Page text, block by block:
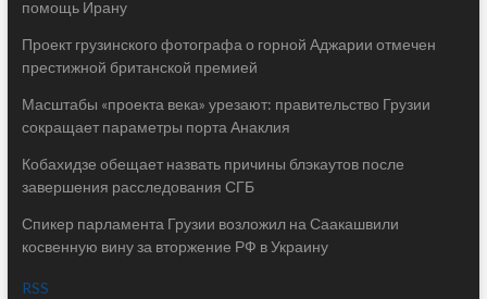
помощь Ирану
Проект грузинского фотографа о горной Аджарии отмечен
престижной британской премией
Масштабы «проекта века» урезают: правительство Грузии
сокращает параметры порта Анаклия
Кобахидзе обещает назвать причины блэкаутов после
завершения расследования СГБ
Спикер парламента Грузии возложил на Саакашвили
косвенную вину за вторжение РФ в Украину
RSS